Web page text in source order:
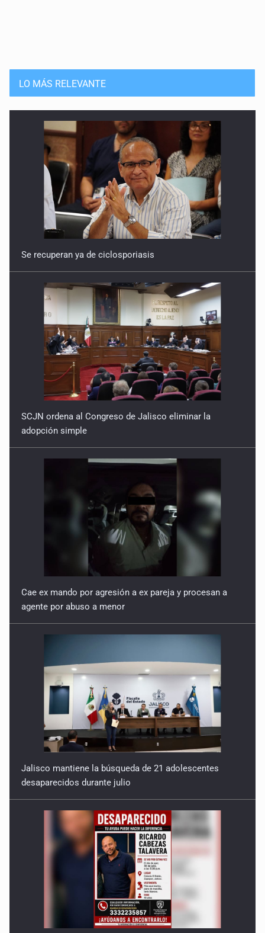
LO MÁS RELEVANTE
Se recuperan ya de ciclosporiasis
SCJN ordena al Congreso de Jalisco eliminar la
adopción simple
Cae ex mando por agresión a ex pareja y procesan a
agente por abuso a menor
Jalisco mantiene la búsqueda de 21 adolescentes
desaparecidos durante julio